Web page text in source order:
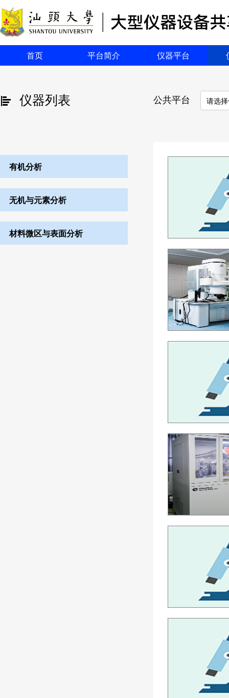
首页 平台简介 仪器平台
仪器列表 公共平台 请选
有机分析
无机与元素分析
材料微区与表面分析